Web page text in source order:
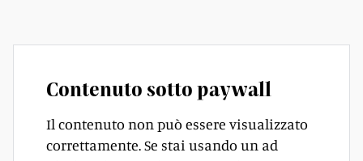
Contenuto sotto paywall
Il contenuto non può essere visualizzato
correttamente. Se stai usando un ad